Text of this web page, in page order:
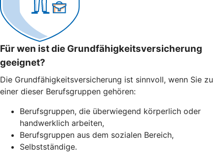
Für wen ist die Grundfähigkeitsversicherung
geeignet?
Die Grundfähigkeitsversicherung ist sinnvoll, wenn Sie zu
einer dieser Berufsgruppen gehören:
Berufsgruppen, die überwiegend körperlich oder
handwerklich arbeiten,
Berufsgruppen aus dem sozialen Bereich,
Selbstständige.